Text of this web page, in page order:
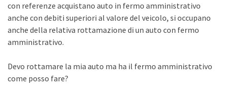
con referenze acquistano auto in fermo amministrativo
anche con debiti superiori al valore del veicolo, si occupano
anche della relativa rottamazione di un auto con fermo
amministrativo.
Devo rottamare la mia auto ma ha il fermo amministrativo
come posso fare?